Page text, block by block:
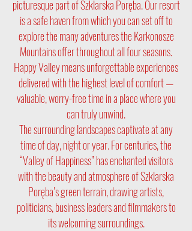
picturesque part of Szklarska Poręba. Our resort
is a safe haven from which you can set off to
explore the many adventures the Karkonosze
Mountains offer throughout all four seasons.
Happy Valley means unforgettable experiences
delivered with the highest level of comfort —
valuable, worry-free time in a place where you
can truly unwind.
The surrounding landscapes captivate at any
time of day, night or year. For centuries, the
“Valley of Happiness” has enchanted visitors
with the beauty and atmosphere of Szklarska
Poręba’s green terrain, drawing artists,
politicians, business leaders and filmmakers to
its welcoming surroundings.